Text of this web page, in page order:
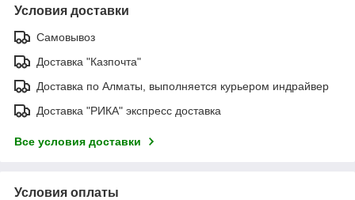
Условия доставки
Самовывоз
Доставка "Казпочта"
Доставка по Алматы, выполняется курьером индрайвер
Доставка "РИКА" экспресс доставка
Все условия доставки
Условия оплаты